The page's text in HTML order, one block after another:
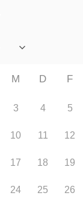
M D F
3 4 5
10 11 12
17 18 19
24 25 26